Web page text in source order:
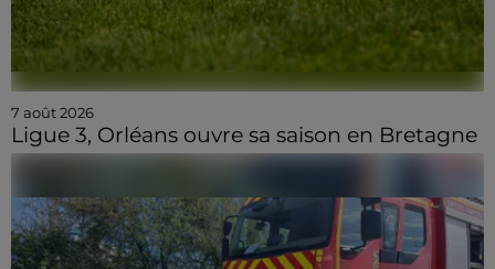
7 août 2026
Ligue 3, Orléans ouvre sa saison en Bretagne